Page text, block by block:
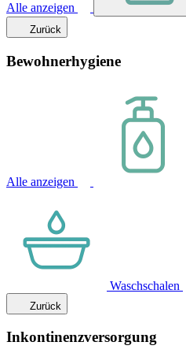
Alle anzeigen
Zurück
Bewohnerhygiene
Alle anzeigen
Waschschalen
Zurück
Inkontinenzversorgung